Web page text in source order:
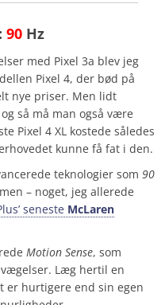
90 Hz
med Pixel 3a blev jeg
Pixel 4, der bød på
nye priser. Men lidt
så må man også være
Pixel 4 XL kostede således
kunne få fat i den.
teknologier som 90
– noget, jeg allerede
seneste McLaren
Motion Sense, som
Læg hertil en
er hurtigere end sin egen